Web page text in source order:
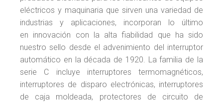
eléctricos y maquinaria que sirven una variedad de
industrias y aplicaciones, incorporan lo último
en innovación con la alta fiabilidad que ha sido
nuestro sello desde el advenimiento del interruptor
automático en la década de 1920. La familia de la
serie C incluye interruptores termomagnéticos,
interruptores de disparo electrónicas, interruptores
de caja moldeada, protectores de circuito de